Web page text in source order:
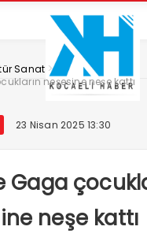
Sanat >
neşesine neşe kattı
23 Nisan 2025 13:30
Gaga
neşe kattı